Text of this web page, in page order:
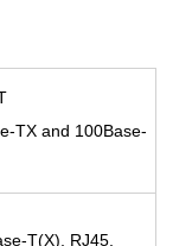
TX and 100Base-
T(X), RJ45,